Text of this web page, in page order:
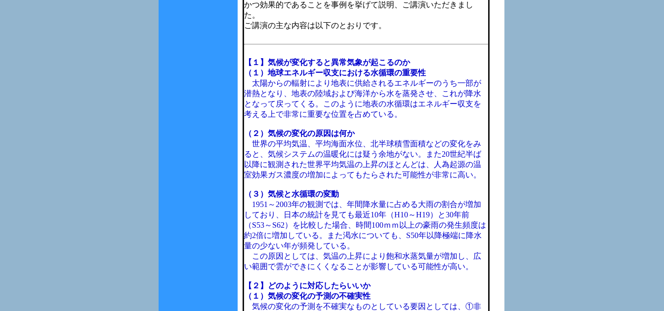
かつ効果的であることを事例を挙げて説明、ご講演いただきまし
た。
ご講演の主な内容は以下のとおりです。
【１】気候が変化すると異常気象が起こるのか
（１）地球エネルギー収支における水循環の重要性
太陽からの輻射により地表に供給されるエネルギーのうち一部が
潜熱となり、地表の陸域および海洋から水を蒸発させ、これが降水
となって戻ってくる。このように地表の水循環はエネルギー収支を
考える上で非常に重要な位置を占めている。
（２）気候の変化の原因は何か
世界の平均気温、平均海面水位、北半球積雪面積などの変化をみ
ると、気候システムの温暖化には疑う余地がない。また20世紀半ば
以降に観測された世界平均気温の上昇のほとんどは、人為起源の温
室効果ガス濃度の増加によってもたらされた可能性が非常に高い。
（３）気候と水循環の変動
1951～2003年の観測では、年間降水量に占める大雨の割合が増加
しており、日本の統計を見ても最近10年（H10～H19）と30年前
（S53～S62）を比較した場合、時間100ｍｍ以上の豪雨の発生頻度は
約2倍に増加している。また渇水についても、S50年以降極端に降水
量の少ない年が頻発している。
この原因としては、気温の上昇により飽和水蒸気量が増加し、広
い範囲で雲ができにくくなることが影響している可能性が高い。
【２】どのように対応したらいいか
（１）気候の変化の予測の不確実性
気候の変化の予測を不確実なものとしている要因としては、①非